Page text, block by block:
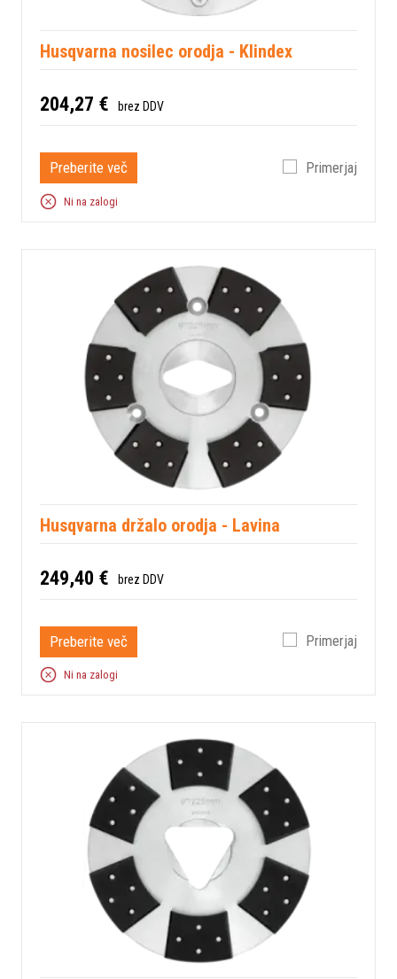
Husqvarna nosilec orodja - Klindex
204,27 € brez DDV
Preberite več Primerjaj
Ni na zalogi
Husqvarna držalo orodja - Lavina
249,40 € brez DDV
Preberite več Primerjaj
Ni na zalogi